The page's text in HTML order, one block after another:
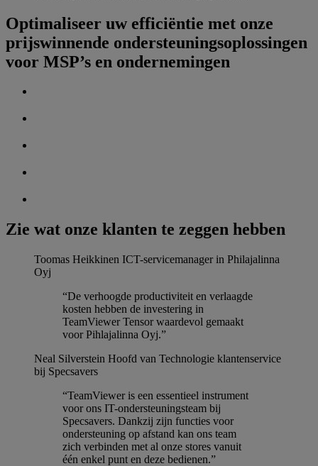
Optimaliseer uw efficiëntie met onze
prijswinnende ondersteuningsoplossingen
voor MSP’s en ondernemingen
Zie wat onze klanten te zeggen hebben
Toomas Heikkinen ICT-servicemanager in Philajalinna
Oyj
“De verhoogde productiviteit en verlaagde
kosten hebben de investering in
TeamViewer Tensor waardevol gemaakt
voor Pihlajalinna Oyj.”
Neal Silverstein Hoofd van Technologie klantenservice
bij Specsavers
“TeamViewer is een essentieel instrument
voor ons IT-ondersteuningsteam bij
Specsavers. Dankzij zijn functies voor
ondersteuning op afstand kan ons team
zich verbinden met al onze stores vanuit
één enkel punt en deze bedienen.”